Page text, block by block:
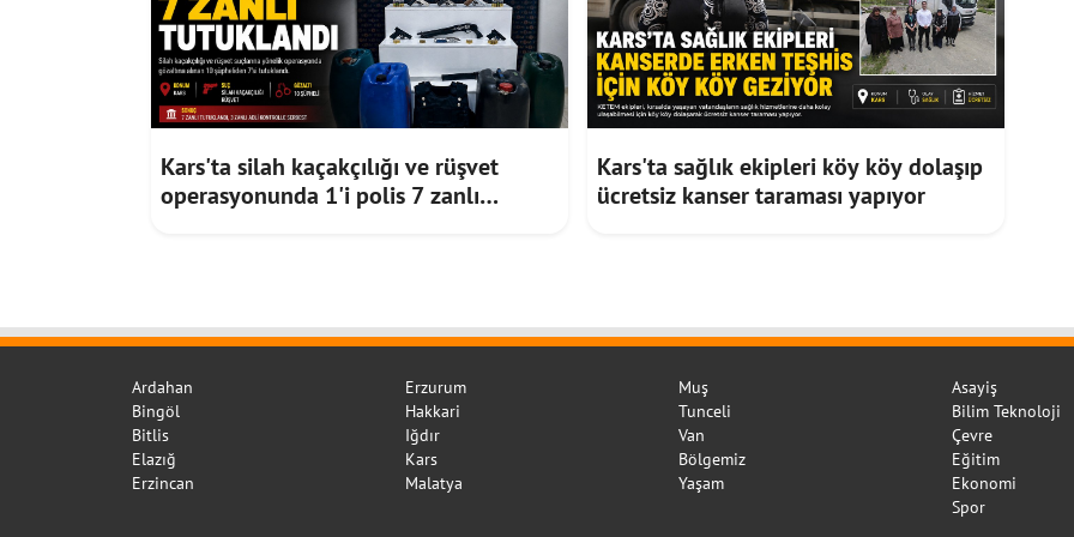
Kars'ta silah kaçakçılığı ve rüşvet
operasyonunda 1'i polis 7 zanlı
Kars'ta sağlık ekipleri köy köy dolaşıp
ücretsiz kanser taraması yapıyor
Ardahan
Bingöl
Bitlis
Elazığ
Erzincan
Erzurum
Hakkari
Iğdır
Kars
Malatya
Muş
Tunceli
Van
Bölgemiz
Yaşam
Asayiş
Bilim Teknoloji
Çevre
Eğitim
Ekonomi
Spor